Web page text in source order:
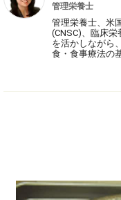
管理栄養士
管理栄養士、米
(CNSC)、臨床
を活かしながら
食・食事療法の